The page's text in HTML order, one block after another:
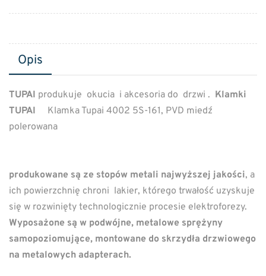
Opis
TUPAI produkuje okucia i akcesoria do drzwi . Klamki
TUPAI Klamka Tupai 4002 5S-161, PVD miedź
polerowana
produkowane są ze stopów metali najwyższej jakości, a
ich powierzchnię chroni lakier, którego trwałość uzyskuje
się w rozwinięty technologicznie procesie elektroforezy.
Wyposażone są w podwójne, metalowe sprężyny
samopoziomujące, montowane do skrzydła drzwiowego
na metalowych adapterach.